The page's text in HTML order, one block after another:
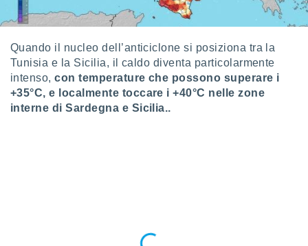
" o
cookie
Quando il nucleo dell’anticiclone si posiziona tra la
Tunisia e la Sicilia, il caldo diventa particolarmente
intenso,con temperature che possono superare i
+35°C, e localmente toccare i +40°C nelle zone
interne di Sardegna e Sicilia..